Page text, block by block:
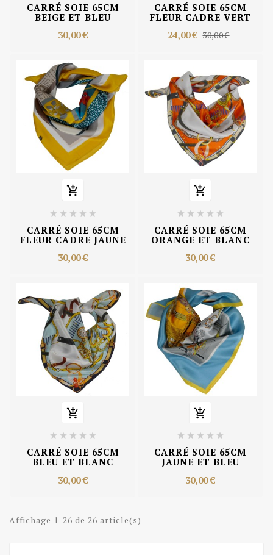
CARRÉ SOIE 65CM
BEIGE ET BLEU
30,00 €
CARRÉ SOIE 65CM
FLEUR CADRE VERT
24,00 € 30,00 €

    
CARRÉ SOIE 65CM
FLEUR CADRE JAUNE
30,00 €

    
CARRÉ SOIE 65CM
ORANGE ET BLANC
30,00 €

    
CARRÉ SOIE 65CM
BLEU ET BLANC
30,00 €

    
CARRÉ SOIE 65CM
JAUNE ET BLEU
30,00 €
Affichage 1-26 de 26 article(s)